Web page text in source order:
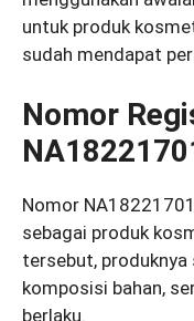
untuk produk
sudah mendapat
Nomor
Nomor
sebagai produk
tersebut, produknya
komposisi bahan,
berlaku.